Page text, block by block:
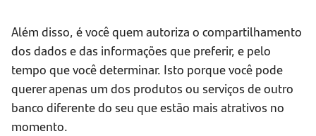
Além disso, é você quem autoriza o compartilhamento
dos dados e das informações que preferir, e pelo
tempo que você determinar. Isto porque você pode
querer apenas um dos produtos ou serviços de outro
banco diferente do seu que estão mais atrativos no
momento.